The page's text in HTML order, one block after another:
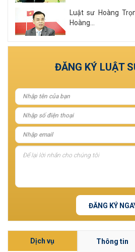
Luật sư Hoàng
Hoàng...
ĐĂNG KÝ LUẬT
ĐĂNG KÝ
Dịch vụ Thông tin